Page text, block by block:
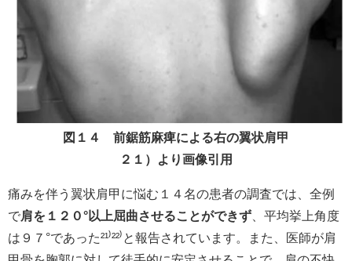
図１４ 前鋸筋麻痺による右の翼状肩甲
２１）より画像引用
痛みを伴う翼状肩甲に悩む１４名の患者の調査では、全例
で肩を１２０°以上屈曲させることができず 、平均挙上角度
は９７°であった²¹⁾²²⁾と報告されています。また、医師が肩